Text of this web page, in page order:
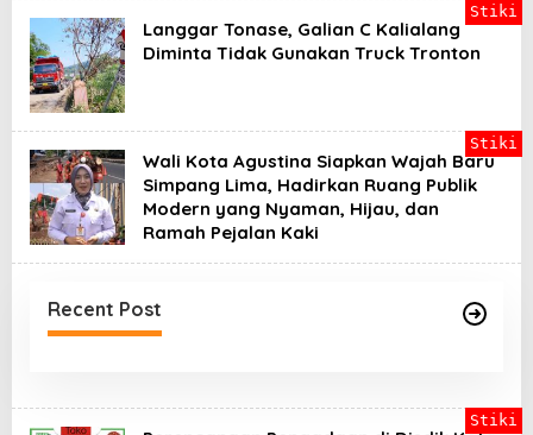
Langgar Tonase, Galian C Kalialang
Diminta Tidak Gunakan Truck Tronton
Stiki
Wali Kota Agustina Siapkan Wajah Baru
Simpang Lima, Hadirkan Ruang Publik
Modern yang Nyaman, Hijau, dan
Ramah Pejalan Kaki
Stiki
Recent Post
Stiki